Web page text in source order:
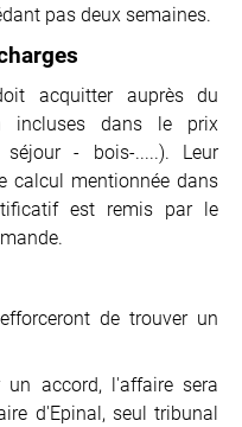
pas deux semaines.
acquitter auprès du
incluses dans le prix
- bois-.....). Leur
calcul mentionnée dans
est remis par le
de trouver un
un accord, l'affaire sera
d'Epinal, seul tribunal